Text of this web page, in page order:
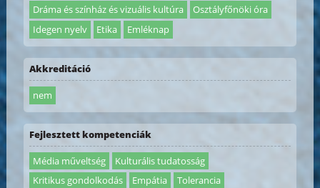
Dráma és színház és vizuális kultúra
Osztályfőnöki óra
Idegen nyelv
Etika Emléknap
Akkreditáció
nem
Fejlesztett kompetenciák
Média műveltség
Kulturális tudatosság
Kritikus gondolkodás
Empátia Tolerancia